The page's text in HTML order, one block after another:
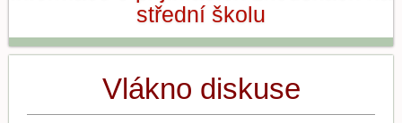
střední školu
Vlákno diskuse